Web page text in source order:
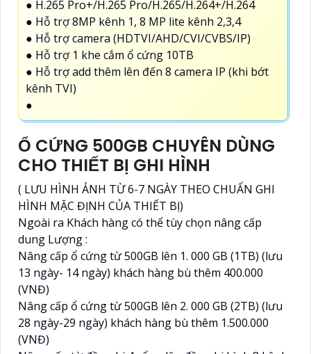
● H.265 Pro+/H.265 Pro/H.265/H.264+/H.264
● Hỗ trợ 8MP kênh 1, 8 MP lite kênh 2,3,4
● Hỗ trợ camera (HDTVI/AHD/CVI/CVBS/IP)
● Hỗ trợ 1 khe cắm ổ cứng 10TB
● Hỗ trợ add thêm lên đến 8 camera IP (khi bớt
kênh TVI)
●
Ổ CỨNG 500GB CHUYÊN DÙNG
CHO THIẾT BỊ GHI HÌNH
( LƯU HÌNH ẢNH TỪ 6-7 NGÀY THEO CHUẨN GHI
HÌNH MẶC ĐỊNH CỦA THIẾT BỊ)
Ngoài ra Khách hàng có thể tùy chọn nâng cấp
dung Lượng :
Nâng cấp ổ cứng từ 500GB lên 1. 000 GB (1TB) (lưu
13 ngày- 14 ngày) khách hàng bù thêm 400.000
(VNĐ)
Nâng cấp ổ cứng từ 500GB lên 2. 000 GB (2TB) (lưu
28 ngày-29 ngày) khách hàng bù thêm 1.500.000
(VNĐ)